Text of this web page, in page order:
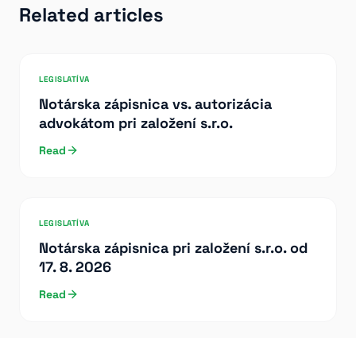
Related articles
LEGISLATÍVA
Notárska zápisnica vs. autorizácia
advokátom pri založení s.r.o.
Read
LEGISLATÍVA
Notárska zápisnica pri založení s.r.o. od
17. 8. 2026
Read